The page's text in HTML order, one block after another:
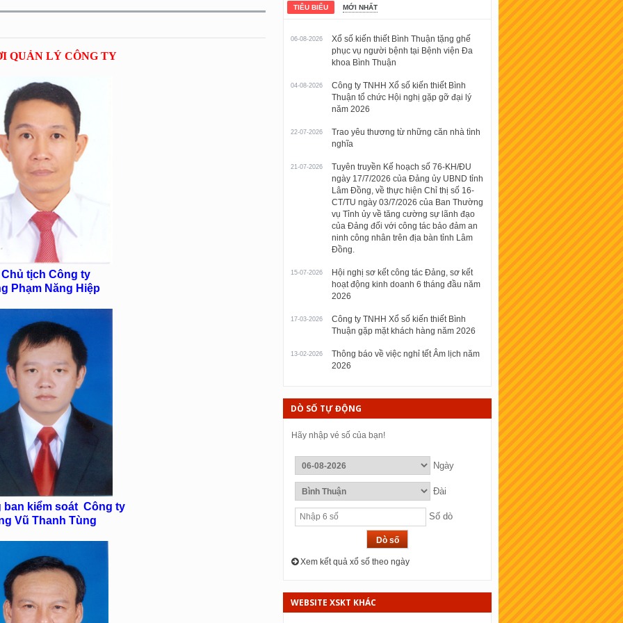
QUẢN LÝ CÔNG TY
tịch Công ty
Phạm Năng Hiệp
ban kiểm soát Công ty
Vũ Thanh Tùng
TIÊU BIỂU MỚI NHẤT
06-08-2026
Xổ số kiến thiết Bình Thuận tặng ghế
phục vụ người bệnh tại Bệnh viện Đa
khoa Bình Thuận
04-08-2026
Công ty TNHH Xổ số kiến thiết Bình
Thuận tổ chức Hội nghị gặp gỡ đại lý
năm 2026
22-07-2026
Trao yêu thương từ những căn nhà tình
nghĩa
21-07-2026
Tuyên truyền Kế hoạch số 76-KH/ĐU
ngày 17/7/2026 của Đảng ủy UBND tỉnh
Lâm Đồng, về thực hiện Chỉ thị số 16-
CT/TU ngày 03/7/2026 của Ban Thường
vụ Tỉnh ủy về tăng cường sự lãnh đạo
của Đảng đối với công tác bảo đảm an
ninh công nhân trên địa bàn tỉnh Lâm
Đồng.
15-07-2026
Hội nghị sơ kết công tác Đảng, sơ kết
hoạt động kinh doanh 6 tháng đầu năm
2026
17-03-2026
Công ty TNHH Xổ số kiến thiết Bình
Thuận gặp mặt khách hàng năm 2026
13-02-2026
Thông báo về việc nghỉ tết Âm lịch năm
2026
DÒ SỐ TỰ ĐỘNG
Hãy nhập vé số của bạn!
Ngày
Đài
Số dò
Xem kết quả xổ số theo ngày
WEBSITE XSKT KHÁC